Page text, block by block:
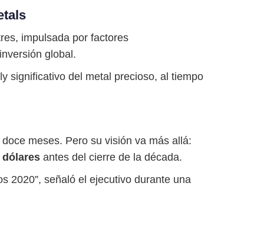
impulsada por factores
global.
significativo del metal precioso, al tiempo
meses. Pero su visión va más allá:
dólares antes del cierre de la década.
2020”, señaló el ejecutivo durante una